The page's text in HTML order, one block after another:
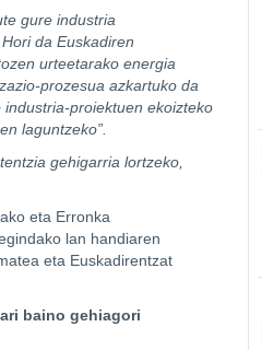
gure industria
Hori da Euskadiren
urteetarako energia
prozesua azkartuko da
proiektuen ekoizteko
laguntzeko”.
gehigarria lortzeko,
eta Erronka
lan handiaren
eta Euskadirentzat
baino gehiagori